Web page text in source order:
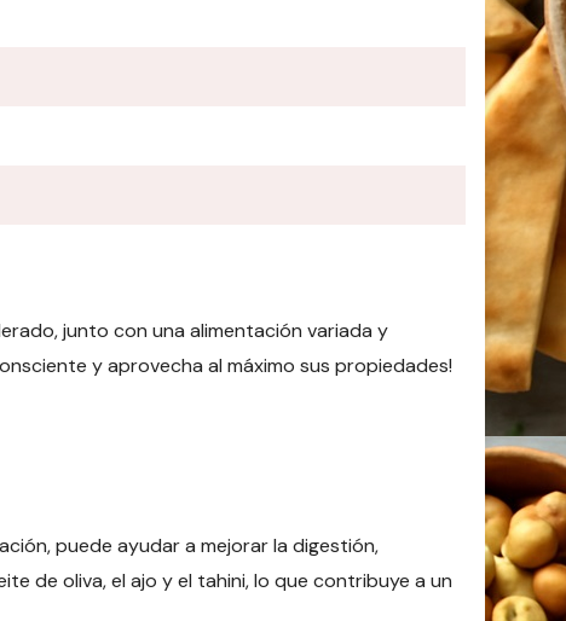
junto con una alimentación variada y
y aprovecha al máximo sus propiedades!
puede ayudar a mejorar la digestión,
de oliva, el ajo y el tahini, lo que contribuye a un